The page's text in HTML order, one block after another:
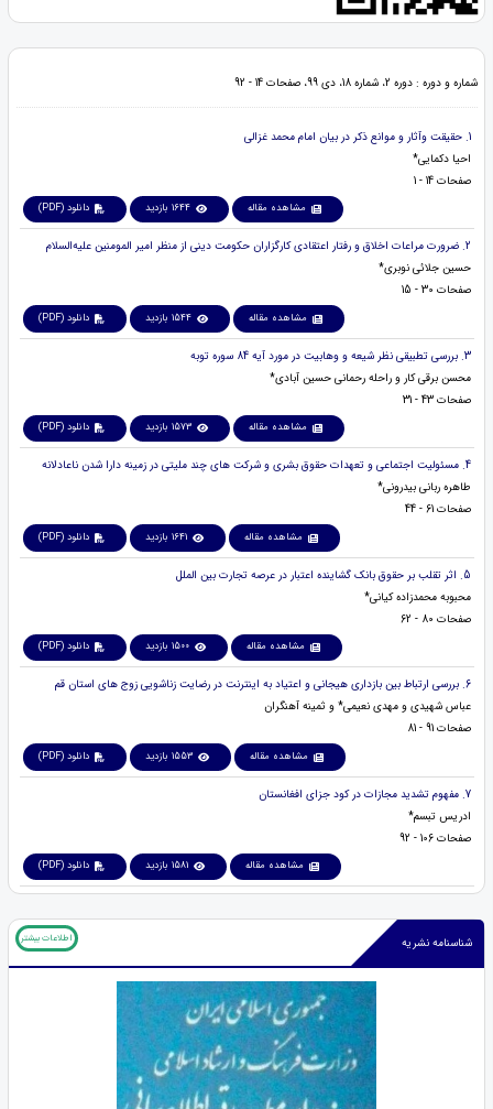
شماره و دوره : دوره 2، شماره 18، دی 99، صفحات 14 - 92
1. حقیقت وآثار و موانع ذکر در بیان امام محمد غزالی
احیا دکمایی*
صفحات 14 - 1
مشاهده مقاله 1644 بازدید دانلود (PDF)
2. ضرورت مراعات اخلاق و رفتار اعتقادی کارگزاران حکومت دینی از منظر امیر المومنین علیه‌السلام
حسین جلائی نوبری*
صفحات 30 - 15
مشاهده مقاله 1544 بازدید دانلود (PDF)
3. بررسی تطبیقی نظر شیعه و وهابیت در مورد آیه 84 سوره توبه
محسن برقی کار و راحله رحمانی حسین آبادی*
صفحات 43 - 31
مشاهده مقاله 1573 بازدید دانلود (PDF)
4. مسئولیت اجتماعی و تعهدات حقوق بشری و شرکت های چند ملیتی در زمینه دارا شدن ناعادلانه
طاهره ربانی بیدرونی*
صفحات 61 - 44
مشاهده مقاله 1641 بازدید دانلود (PDF)
5. اثر تقلب بر حقوق بانک گشاینده اعتبار در عرصه تجارت بین الملل
محبوبه محمدزاده کیانی*
صفحات 80 - 62
مشاهده مقاله 1500 بازدید دانلود (PDF)
6. بررسی ارتباط بین بازداری هیجانی و اعتیاد به اینترنت در رضایت زناشویی زوج های استان قم
عباس شهیدی و مهدی نعیمی* و ثمینه آهنگران
صفحات 91 - 81
مشاهده مقاله 1553 بازدید دانلود (PDF)
7. مفهوم تشدید مجازات در کود جزای افغانستان
ادریس تبسم*
صفحات 106 - 92
مشاهده مقاله 1581 بازدید دانلود (PDF)
شناسنامه نشریه اطلاعات بیشتر